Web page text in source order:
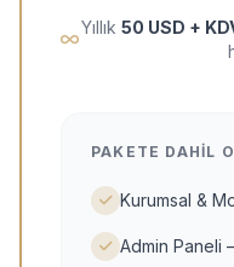
Yıllık 50 USD +
PAKETE DAHIL
Kurumsal &
Admin Paneli